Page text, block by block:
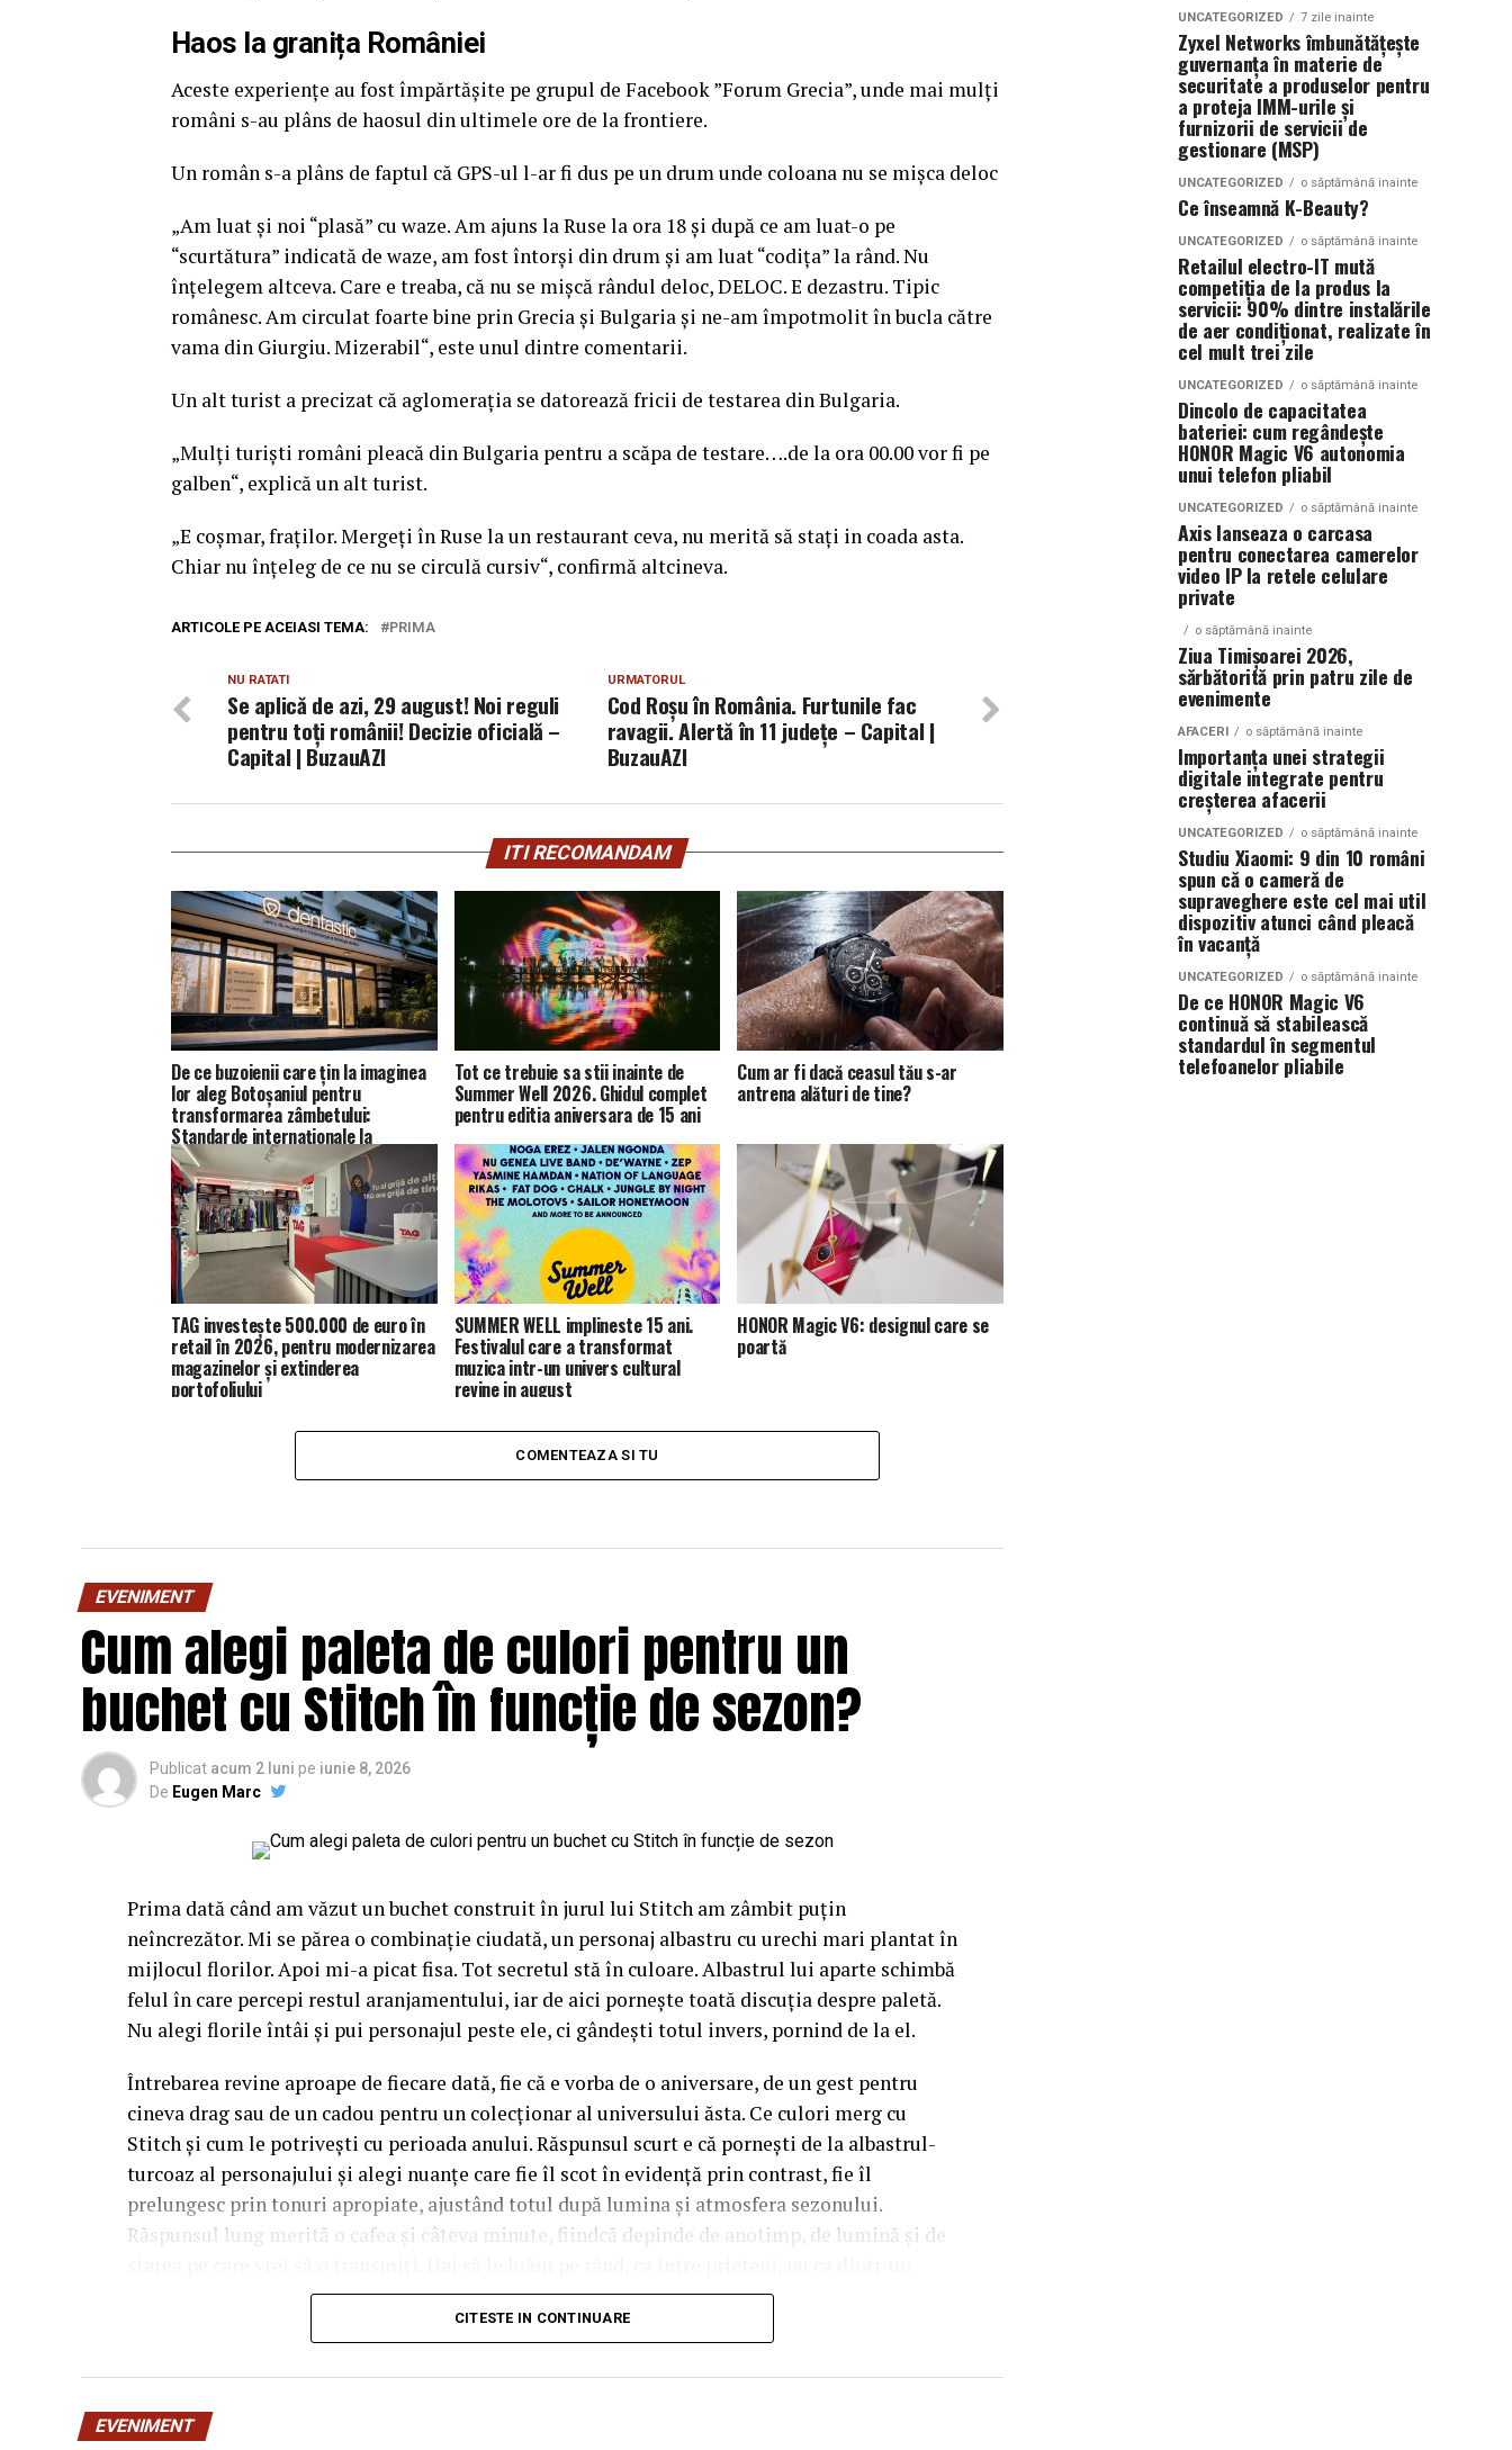
Haos la granița României
Aceste experiențe au fost împărtășite pe grupul de Facebook ”Forum Grecia”, unde mai mulți
români s-au plâns de haosul din ultimele ore de la frontiere.
Un român s-a plâns de faptul că GPS-ul l-ar fi dus pe un drum unde coloana nu se mișca deloc
„Am luat şi noi “plasă” cu waze. Am ajuns la Ruse la ora 18 şi după ce am luat-o pe
“scurtătura” indicată de waze, am fost întorşi din drum şi am luat “codiţa” la rând. Nu
înţelegem altceva. Care e treaba, că nu se mişcă rândul deloc, DELOC. E dezastru. Tipic
românesc. Am circulat foarte bine prin Grecia şi Bulgaria şi ne-am împotmolit în bucla către
vama din Giurgiu. Mizerabil“, este unul dintre comentarii.
Un alt turist a precizat că aglomerația se datorează fricii de testarea din Bulgaria.
„Mulţi turişti români pleacă din Bulgaria pentru a scăpa de testare….de la ora 00.00 vor fi pe
galben“, explică un alt turist.
„E coşmar, fraţilor. Mergeţi în Ruse la un restaurant ceva, nu merită să staţi in coada asta.
Chiar nu înţeleg de ce nu se circulă cursiv“, confirmă altcineva.
ARTICOLE PE ACEIASI TEMA: PRIMA
URMATORUL
Cod Roșu în România. Furtunile fac
ravagii. Alertă în 11 județe – Capital |
BuzauAZI
NU RATATI
Se aplică de azi, 29 august! Noi reguli
pentru toți românii! Decizie oficială –
Capital | BuzauAZI
ITI RECOMANDAM
De ce buzoienii care țin la imaginea
lor aleg Botoșaniul pentru
transformarea zâmbetului:
Standarde internaționale la
Dentastic
Tot ce trebuie sa stii inainte de
Summer Well 2026. Ghidul complet
pentru editia aniversara de 15 ani
Cum ar fi dacă ceasul tău s-ar
antrena alături de tine?
TAG investește 500.000 de euro în
retail în 2026, pentru modernizarea
magazinelor și extinderea
portofoliului
SUMMER WELL implineste 15 ani.
Festivalul care a transformat
muzica intr-un univers cultural
revine in august
HONOR Magic V6: designul care se
poartă
COMENTEAZA SI TU
EVENIMENT
Cum alegi paleta de culori pentru un
buchet cu Stitch în funcție de sezon?
Publicat acum 2 luni pe iunie 8, 2026
De Eugen Marc
Prima dată când am văzut un buchet construit în jurul lui Stitch am zâmbit puțin
neîncrezător. Mi se părea o combinație ciudată, un personaj albastru cu urechi mari plantat în
mijlocul florilor. Apoi mi-a picat fisa. Tot secretul stă în culoare. Albastrul lui aparte schimbă
felul în care percepi restul aranjamentului, iar de aici pornește toată discuția despre paletă.
Nu alegi florile întâi și pui personajul peste ele, ci gândești totul invers, pornind de la el.
Întrebarea revine aproape de fiecare dată, fie că e vorba de o aniversare, de un gest pentru
cineva drag sau de un cadou pentru un colecționar al universului ăsta. Ce culori merg cu
Stitch și cum le potrivești cu perioada anului. Răspunsul scurt e că pornești de la albastrul-
turcoaz al personajului și alegi nuanțe care fie îl scot în evidență prin contrast, fie îl
prelungesc prin tonuri apropiate, ajustând totul după lumina și atmosfera sezonului.
Răspunsul lung merită o cafea și câteva minute, fiindcă depinde de anotimp, de lumină și de
De ce contează atât de mult culoarea de bază a
CITESTE IN CONTINUARE
EVENIMENT
UNCATEGORIZED 7 zile inainte
Zyxel Networks îmbunătățește
guvernanța în materie de
securitate a produselor pentru
a proteja IMM-urile și
furnizorii de servicii de
gestionare (MSP)
UNCATEGORIZED o săptămână inainte
Ce înseamnă K-Beauty?
UNCATEGORIZED o săptămână inainte
Retailul electro-IT mută
competiția de la produs la
servicii: 90% dintre instalările
de aer condiționat, realizate în
cel mult trei zile
UNCATEGORIZED o săptămână inainte
Dincolo de capacitatea
bateriei: cum regândește
HONOR Magic V6 autonomia
unui telefon pliabil
UNCATEGORIZED o săptămână inainte
Axis lanseaza o carcasa
pentru conectarea camerelor
video IP la retele celulare
private
o săptămână inainte
Ziua Timișoarei 2026,
sărbătorită prin patru zile de
evenimente
AFACERI o săptămână inainte
Importanța unei strategii
digitale integrate pentru
creșterea afacerii
UNCATEGORIZED o săptămână inainte
Studiu Xiaomi: 9 din 10 români
spun că o cameră de
supraveghere este cel mai util
dispozitiv atunci când pleacă
în vacanță
UNCATEGORIZED o săptămână inainte
De ce HONOR Magic V6
continuă să stabilească
standardul în segmentul
telefoanelor pliabile